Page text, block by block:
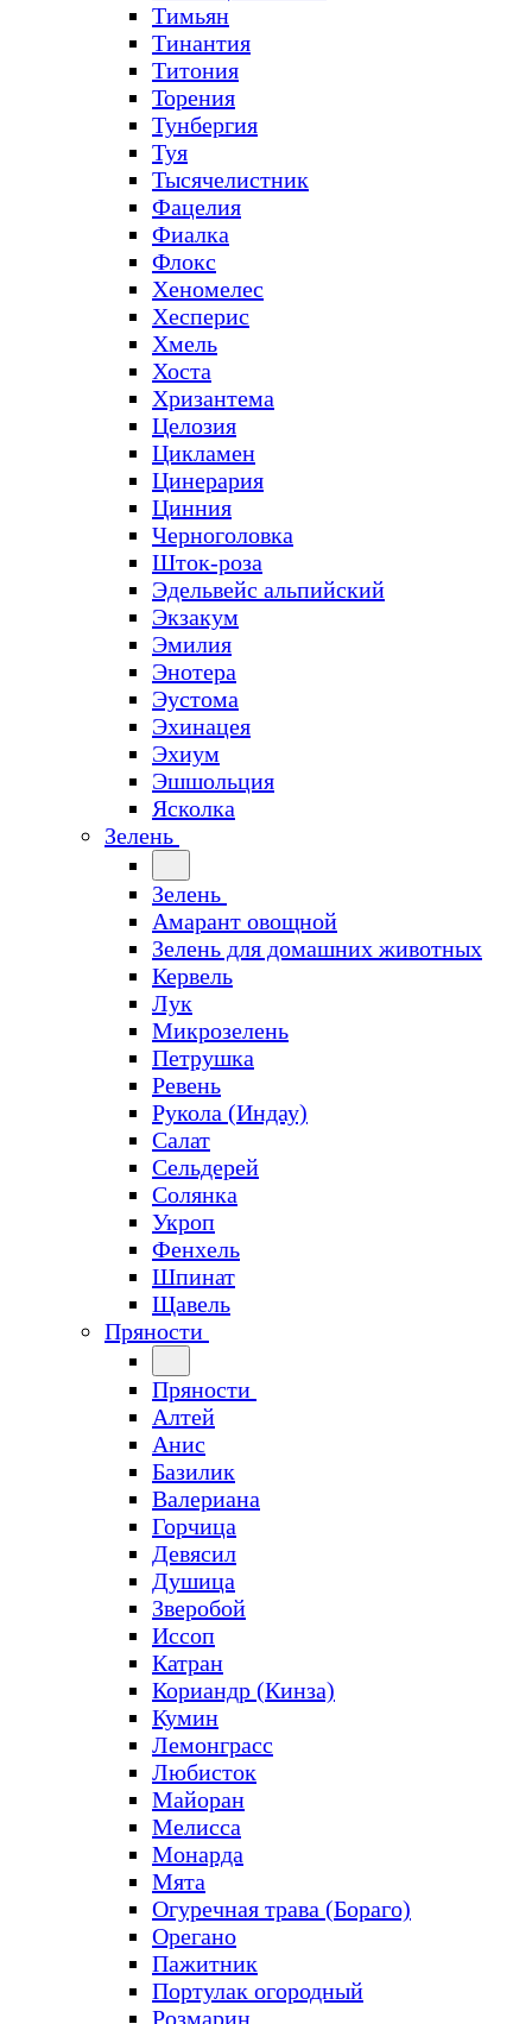
Тимьян
Тинантия
Титония
Торения
Тунбергия
Туя
Тысячелистник
Фацелия
Фиалка
Флокс
Хеномелес
Хесперис
Хмель
Хоста
Хризантема
Целозия
Цикламен
Цинерария
Цинния
Черноголовка
Шток-роза
Эдельвейс альпийский
Экзакум
Эмилия
Энотера
Эустома
Эхинацея
Эхиум
Эшшольция
Ясколка
Зелень
Зелень
Амарант овощной
Зелень для домашних животных
Кервель
Лук
Микрозелень
Петрушка
Ревень
Рукола (Индау)
Салат
Сельдерей
Солянка
Укроп
Фенхель
Шпинат
Щавель
Пряности
Пряности
Алтей
Анис
Базилик
Валериана
Горчица
Девясил
Душица
Зверобой
Иссоп
Катран
Кориандр (Кинза)
Кумин
Лемонграсс
Любисток
Майоран
Мелисса
Монарда
Мята
Огуречная трава (Бораго)
Орегано
Пажитник
Портулак огородный
Розмарин